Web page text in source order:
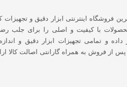
فروشگاه اینترنتی ابزار دقیق و تجهیزات
با کیفیت و اصلی را برای جلب
و تمامی تجهیزات ابزار دقیق و
از فروش به همراه گارانتی اصالت کالا